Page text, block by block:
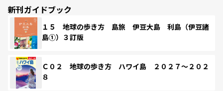
新刊ガイドブック
１５ 地球の歩き方 島旅 伊豆大島 利島（伊豆諸
島①）３訂版
Ｃ０２ 地球の歩き方 ハワイ島 ２０２７～２０２
８